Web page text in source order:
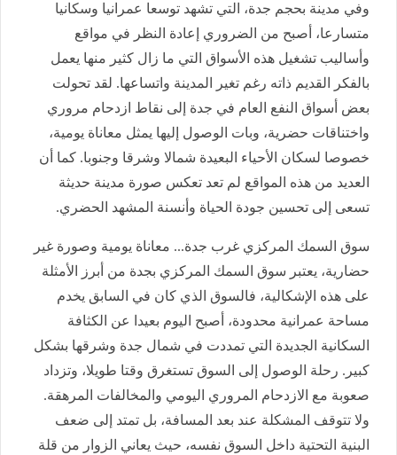
وفي مدينة بحجم جدة، التي تشهد توسعا عمرانيا وسكانيا
متسارعا، أصبح من الضروري إعادة النظر في مواقع
وأساليب تشغيل هذه الأسواق التي ما زال كثير منها يعمل
بالفكر القديم ذاته رغم تغير المدينة واتساعها. لقد تحولت
بعض أسواق النفع العام في جدة إلى نقاط ازدحام مروري
واختناقات حضرية، وبات الوصول إليها يمثل معاناة يومية،
خصوصا لسكان الأحياء البعيدة شمالا وشرقا وجنوبا. كما أن
العديد من هذه المواقع لم تعد تعكس صورة مدينة حديثة
تسعى إلى تحسين جودة الحياة وأنسنة المشهد الحضري.
سوق السمك المركزي غرب جدة... معاناة يومية وصورة غير
حضارية، يعتبر سوق السمك المركزي بجدة من أبرز الأمثلة
على هذه الإشكالية، فالسوق الذي كان في السابق يخدم
مساحة عمرانية محدودة، أصبح اليوم بعيدا عن الكثافة
السكانية الجديدة التي تمددت في شمال جدة وشرقها بشكل
كبير. رحلة الوصول إلى السوق تستغرق وقتا طويلا، وتزداد
صعوبة مع الازدحام المروري اليومي والمخالفات المرهقة.
ولا تتوقف المشكلة عند بعد المسافة، بل تمتد إلى ضعف
البنية التحتية داخل السوق نفسه، حيث يعاني الزوار من قلة